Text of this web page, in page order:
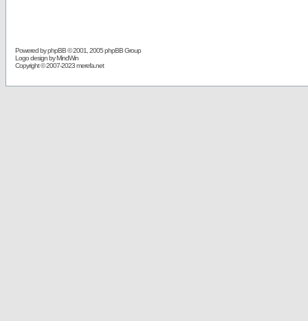
Powered byphpBB© 2001, 2005 phpBB Group
Logo design by MindWin
Copyright © 2007-2023 merefa.net